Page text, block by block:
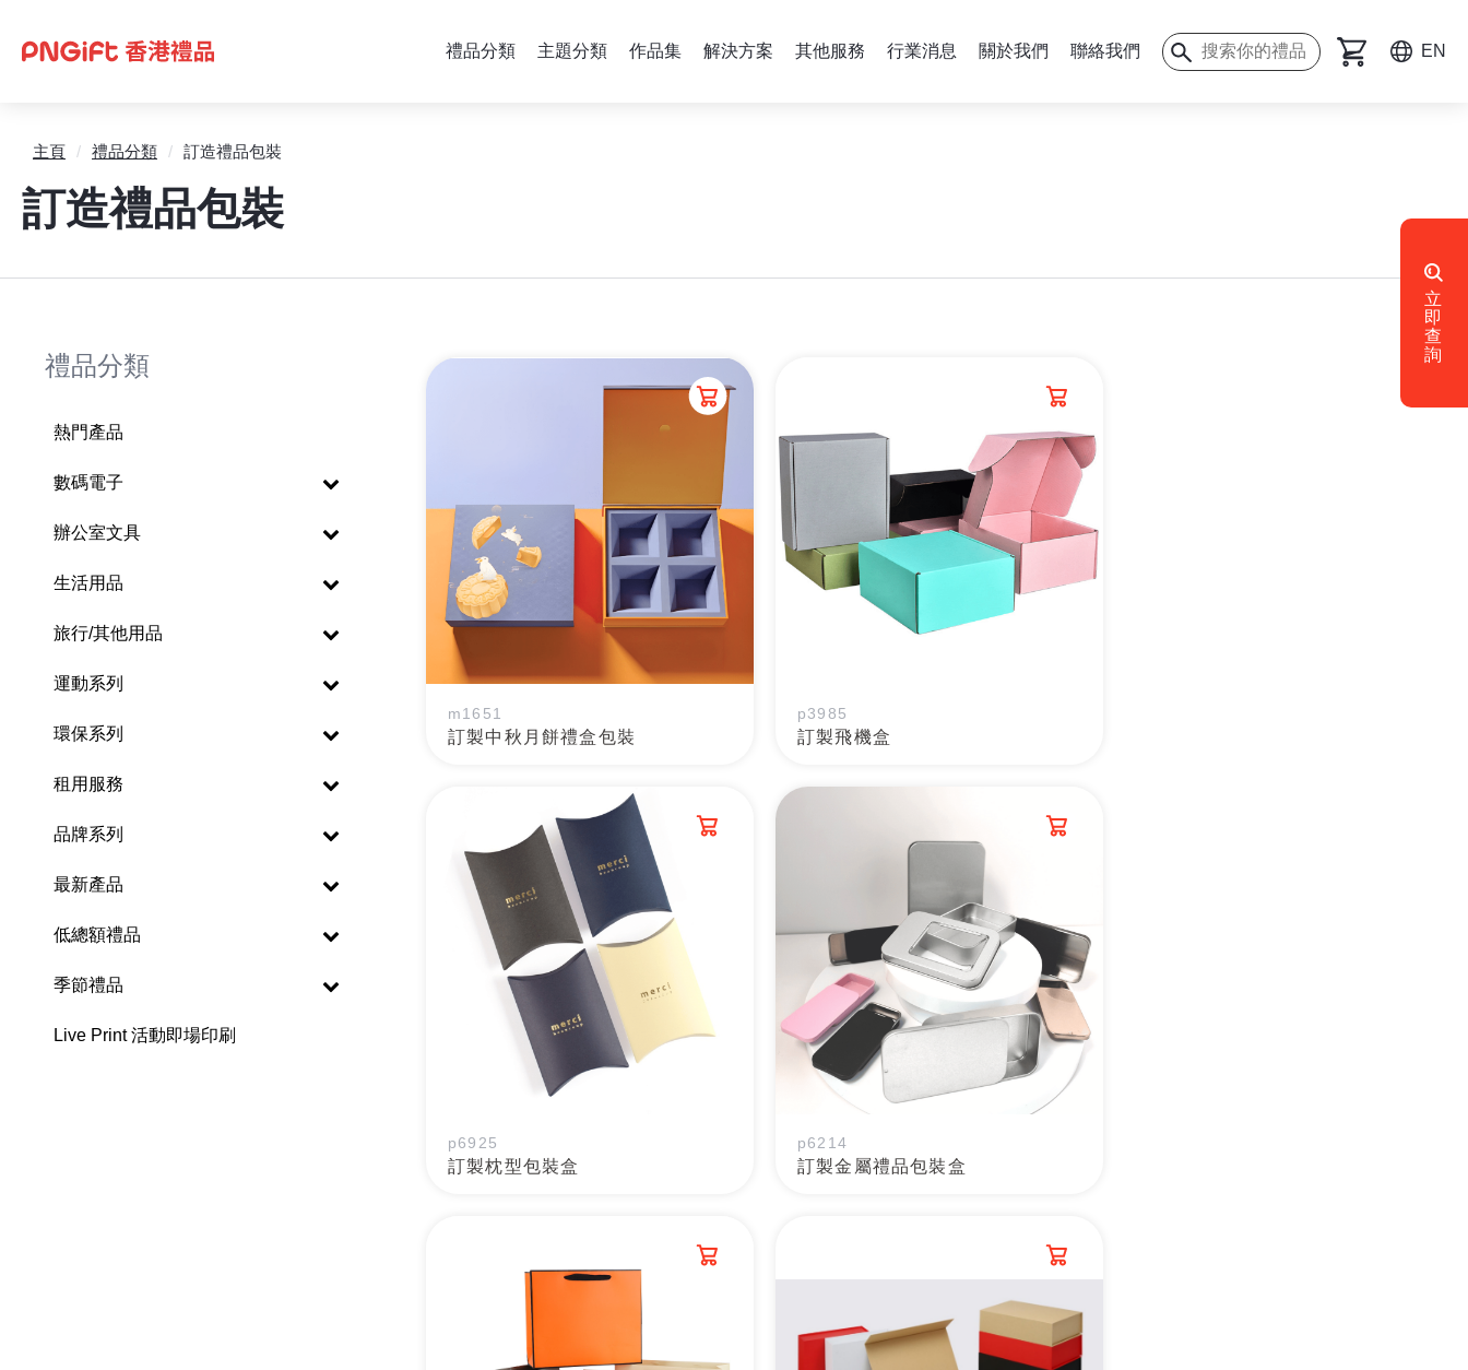
禮品分類 主題分類 作品集 解決方案 其他服務 行業消息 關於我們 聯絡我們 EN
主頁 / 禮品分類 / 訂造禮品包裝
訂造禮品包裝
禮品分類
熱門產品
數碼電子
辦公室文具
生活用品
旅行/其他用品
運動系列
環保系列
租用服務
品牌系列
最新產品
低總額禮品
季節禮品
Live Print 活動即場印刷
m1651
訂製中秋月餅禮盒包裝
p3985
訂製飛機盒
p6925
訂製枕型包裝盒
p6214
訂製金屬禮品包裝盒
立
即
查
詢